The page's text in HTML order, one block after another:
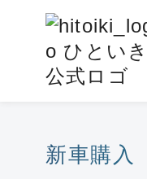
新車購入